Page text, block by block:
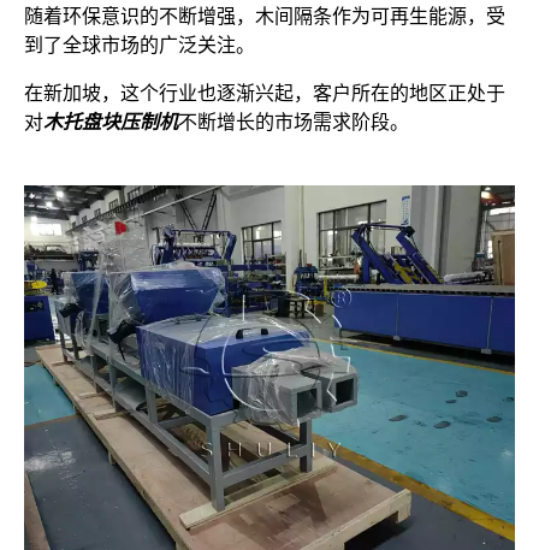
随着环保意识的不断增强，木间隔条作为可再生能源，受
到了全球市场的广泛关注。
在新加坡，这个行业也逐渐兴起，客户所在的地区正处于
对木托盘块压制机不断增长的市场需求阶段。